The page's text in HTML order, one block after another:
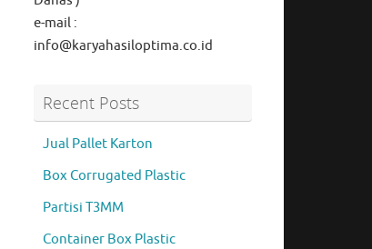
e-mail :
info@karyahasiloptima.co.id
Recent Posts
Jual Pallet Karton
Box Corrugated Plastic
Partisi T3MM
Container Box Plastic